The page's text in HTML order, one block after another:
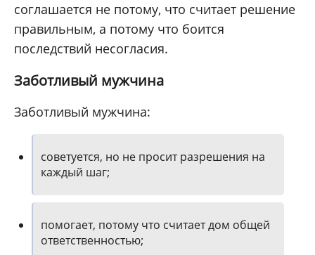
соглашается не потому, что считает решение
правильным, а потому что боится
последствий несогласия.
Заботливый мужчина
Заботливый мужчина:
советуется, но не просит разрешения на
каждый шаг;
помогает, потому что считает дом общей
ответственностью;